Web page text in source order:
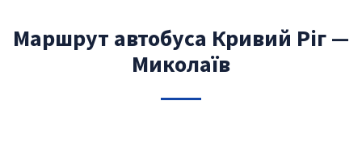
Маршрут автобуса Кривий Ріг —
Миколаїв